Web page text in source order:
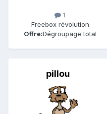
1
Freebox révolution
Offre:Dégroupage total
pillou